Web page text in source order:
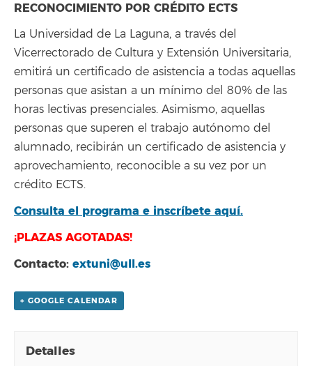
RECONOCIMIENTO POR CRÉDITO ECTS
La Universidad de La Laguna, a través del
Vicerrectorado de Cultura y Extensión Universitaria,
emitirá un certificado de asistencia a todas aquellas
personas que asistan a un mínimo del 80% de las
horas lectivas presenciales. Asimismo, aquellas
personas que superen el trabajo autónomo del
alumnado, recibirán un certificado de asistencia y
aprovechamiento, reconocible a su vez por un
crédito ECTS.
Consulta el programa e inscríbete aquí.
¡PLAZAS AGOTADAS!
Contacto: extuni@ull.es
+ GOOGLE CALENDAR
Detalles